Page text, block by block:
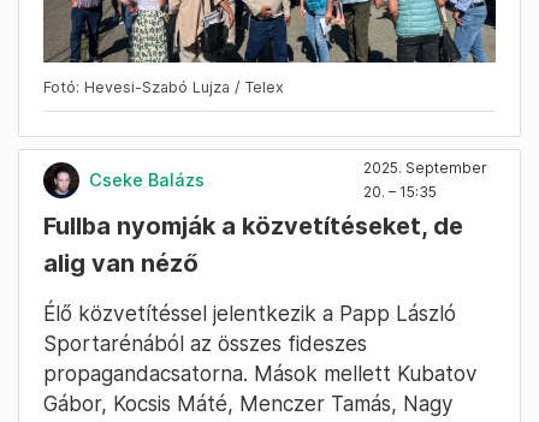
Fotó: Hevesi-Szabó Lujza / Telex